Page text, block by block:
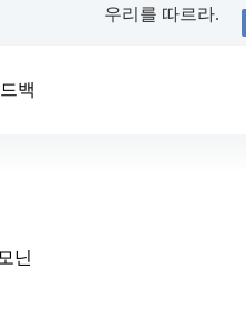
우리를 따르라.
백
닌